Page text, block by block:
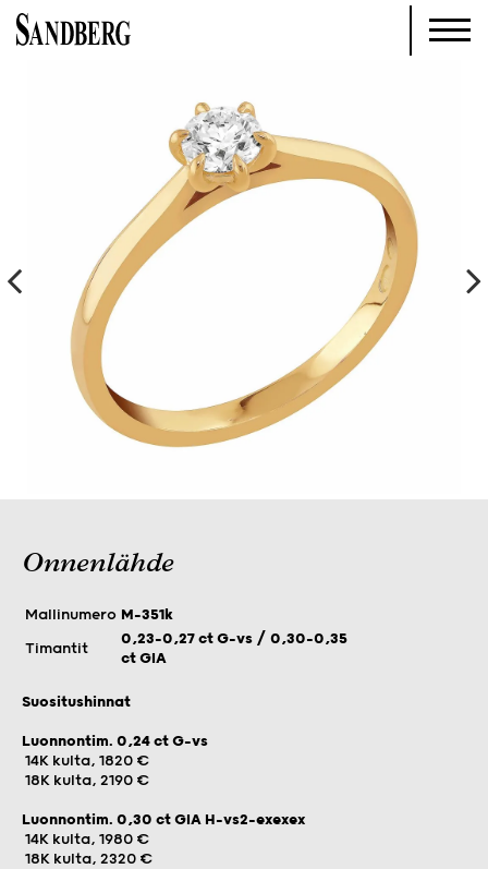
Onnenlähde
Mallinumero M-351k
Timantit
0,23-0,27 ct G-vs / 0,30-0,35
ct GIA
Suositushinnat
Luonnontim. 0,24 ct G-vs
14K kulta, 1820 €
18K kulta, 2190 €
Luonnontim. 0,30 ct GIA H-vs2-exexex
14K kulta, 1980 €
18K kulta, 2320 €